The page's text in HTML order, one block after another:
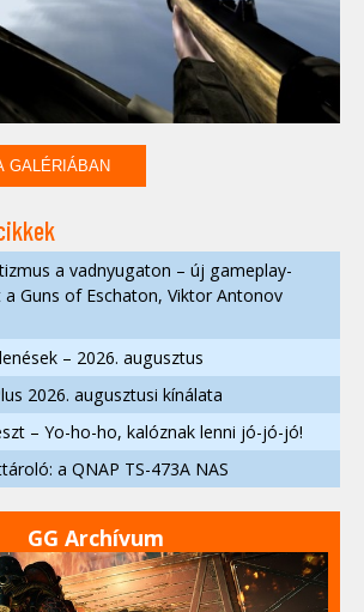
GALÉRIÁBAN
a vadnyugaton – új gameplay-
Guns of Eschaton, Viktor Antonov
– 2026. augusztus
2026. augusztusi kínálata
– Yo-ho-ho, kalóznak lenni jó-jó-jó!
a QNAP TS-473A NAS
GG Archívum